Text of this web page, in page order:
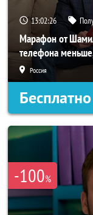
13:02:23
Марафон от
телефона
Россия
Бесплатно
-100%